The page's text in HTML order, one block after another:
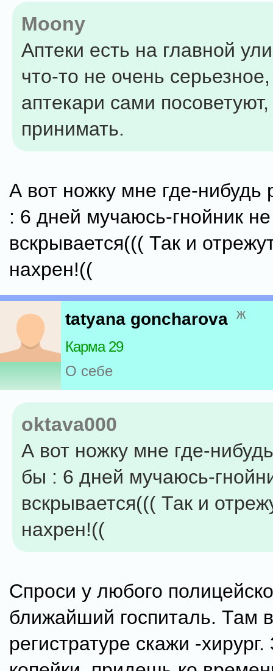
Moony
Аптеки есть на главной
что-то не очень
аптекари сами посоветуют,
принимать.
А вот ножку мне где-нибудь
: 6 дней мучаюсь-гнойник не
вскрывается((( Так и
нахрен!((
tatyana goncharova ж
Карма 29
О себе
oktava000
А вот ножку мне где-
бы : 6 дней мучаюсь-
вскрывается((( Так и
нахрен!((
Спроси у любого
ближайший госпиталь. Там в
регистратуре скажи -